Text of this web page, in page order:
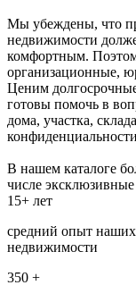
Мы убеждены, что
недвижимости
комфортным.
организационные,
Ценим
готовы помочь в
дома, участка,
В нашем каталоге
числе
15+ лет
средний опыт
недвижимости
350 +